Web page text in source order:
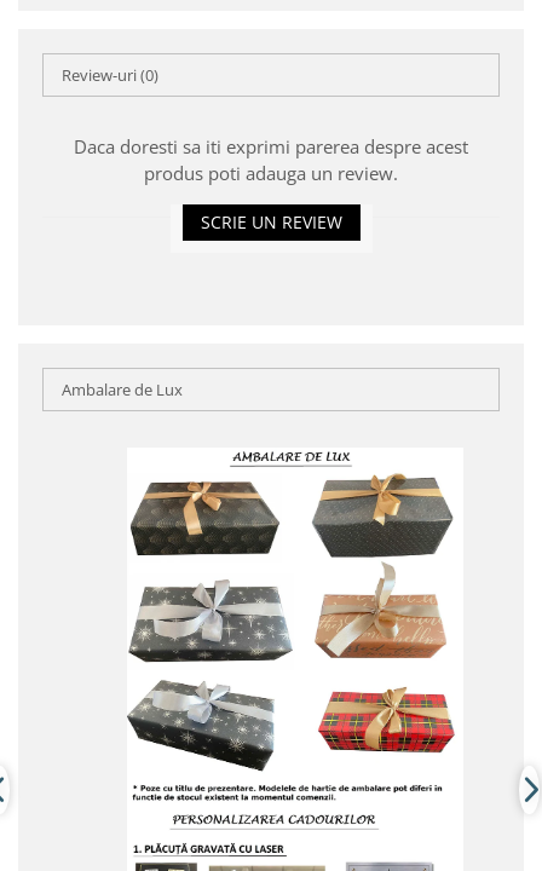
Review-uri(0)
Daca doresti sa iti exprimi parerea despre acest
produs poti adauga un review.
SCRIE UN REVIEW
Ambalare de Lux